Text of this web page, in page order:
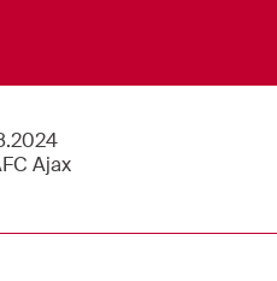
Ajax